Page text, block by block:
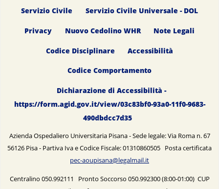
Servizio Civile Servizio Civile Universale - DOL
Privacy Nuovo Cedolino WHR Note Legali
Codice Disciplinare Accessibilità
Codice Comportamento
Dichiarazione di Accessibilità -
https://form.agid.gov.it/view/03c83bf0-93a0-11f0-9683-
490dbdcc7d35
Azienda Ospedaliero Universitaria Pisana - Sede legale: Via Roma n. 67
56126 Pisa - Partiva Iva e Codice Fiscale: 01310860505 Posta certificata
pec-aoupisana@legalmail.it
Centralino 050.992111 Pronto Soccorso 050.992300 (8:00-01:00) CUP